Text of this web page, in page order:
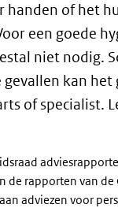
handen of het
een goede
niet nodig.
gevallen kan
of specialist.
de rapporten van
adviezen voor